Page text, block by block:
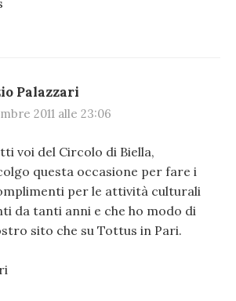
Palazzari
2011 alle 23:06
voi del Circolo di Biella,
questa occasione per fare i
per le attività culturali
da tanti anni e che ho modo di
sito che su Tottus in Pari.